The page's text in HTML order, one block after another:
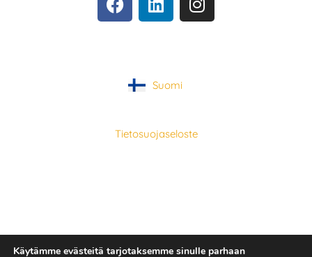
Suomi
Tietosuojaseloste
Käytämme evästeitä tarjotaksemme sinulle parhaan